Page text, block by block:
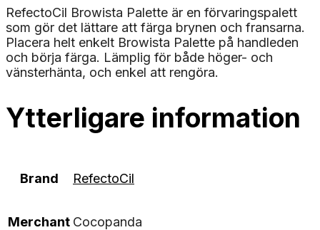
RefectoCil Browista Palette är en förvaringspalett
som gör det lättare att färga brynen och fransarna.
Placera helt enkelt Browista Palette på handleden
och börja färga. Lämplig för både höger- och
vänsterhänta, och enkel att rengöra.
Ytterligare information
Brand RefectoCil
Merchant Cocopanda